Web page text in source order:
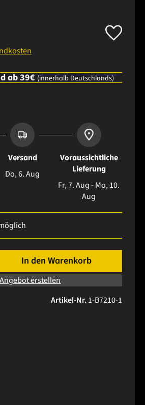
ab 39€ (innerhalb Deutschlands)
Versand
Do, 6. Aug
Voraussichtliche
Lieferung
Fr, 7. Aug - Mo, 10.
Aug
gewünschten Wert ein oder benutze
In den Warenkorb
erstellen
Artikel-Nr.1-B7210-1